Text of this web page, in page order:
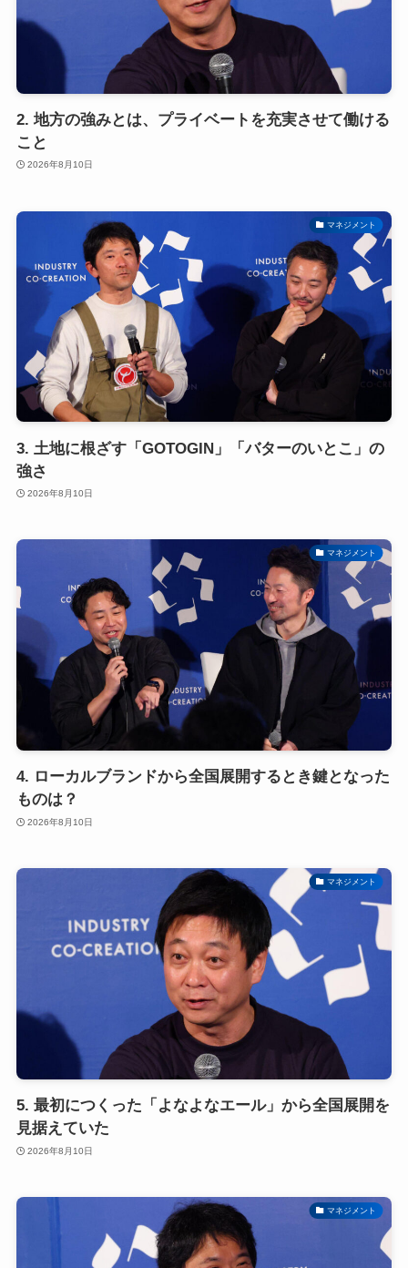
2. 地方の強みとは、プライベートを充実させて働ける
こと
2026年8月10日
マネジメント
3. 土地に根ざす「GOTOGIN」「バターのいとこ」の
強さ
2026年8月10日
マネジメント
4. ローカルブランドから全国展開するとき鍵となった
ものは？
2026年8月10日
マネジメント
5. 最初につくった「よなよなエール」から全国展開を
見据えていた
2026年8月10日
マネジメント